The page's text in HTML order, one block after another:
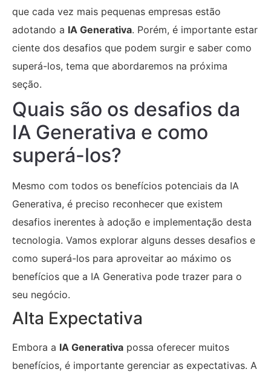
que cada vez mais pequenas empresas estão
adotando a IA Generativa. Porém, é importante estar
ciente dos desafios que podem surgir e saber como
superá-los, tema que abordaremos na próxima
seção.
Quais são os desafios da
IA Generativa e como
superá-los?
Mesmo com todos os benefícios potenciais da IA
Generativa, é preciso reconhecer que existem
desafios inerentes à adoção e implementação desta
tecnologia. Vamos explorar alguns desses desafios e
como superá-los para aproveitar ao máximo os
benefícios que a IA Generativa pode trazer para o
seu negócio.
Alta Expectativa
Embora a IA Generativa possa oferecer muitos
benefícios, é importante gerenciar as expectativas. A